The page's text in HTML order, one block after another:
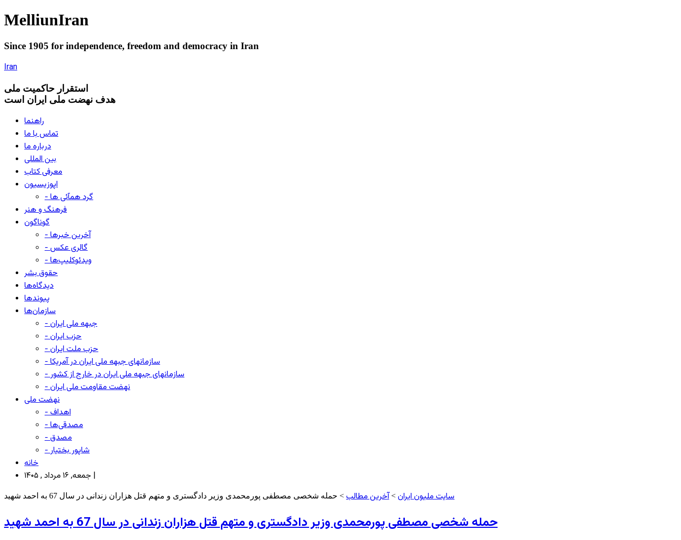
MelliunIran
Since 1905 for independence, freedom and democracy in Iran
Iran
استقرار حاکميت ملی
هدف نهضت ملی ایران است
راهنما
تماس با ما
درباره ما
بین المللی
معرفی کتاب
اپوزیسیون
- گرد همآئی ها
فرهنگ و هنر
گوناگون
- آخرین خبرها
- گالری عکس
- ویدئوکلیپ‌ها
حقوق بشر
دیدگاه‌ها
پیوندها
سازمان‌ها
- جبهه ملی ایران
- حزب ایران
- حزب ملت ایران
- سازمانهای جبهه ملی ایران در آمریکا
- سازمانهای جبهه ملی ایران در خارج از کشور
- نهضت مقاومت ملی ایران
نهضت ملی
- اهداف
- مصدقی‌ها
- مصدق
- شاپور بختیار
خانه
جمعه, ۱۶ مرداد , ۱۴۰۵ |
سایت ملیون ایران >آخرین مطالب > حمله شخصی مصطفی پورمحمدی وزیر دادگستری و متهم قتل هزاران زندانی در سال 67 به احمد شهید
حمله شخصی مصطفی پورمحمدی وزیر دادگستری و متهم قتل هزاران زندانی در سال 67 به احمد شهید